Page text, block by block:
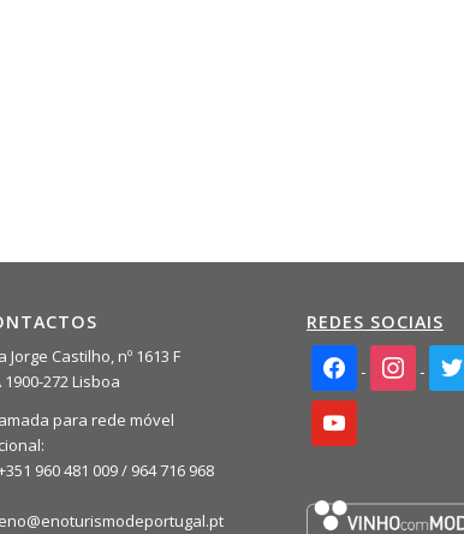
Jorge Castilho, nº 1613 F
1900-272 Lisboa
para rede móvel
960 481 009 / 964 716 968
REDES SOCIAIS
facebook2instagramtwitter
youtube